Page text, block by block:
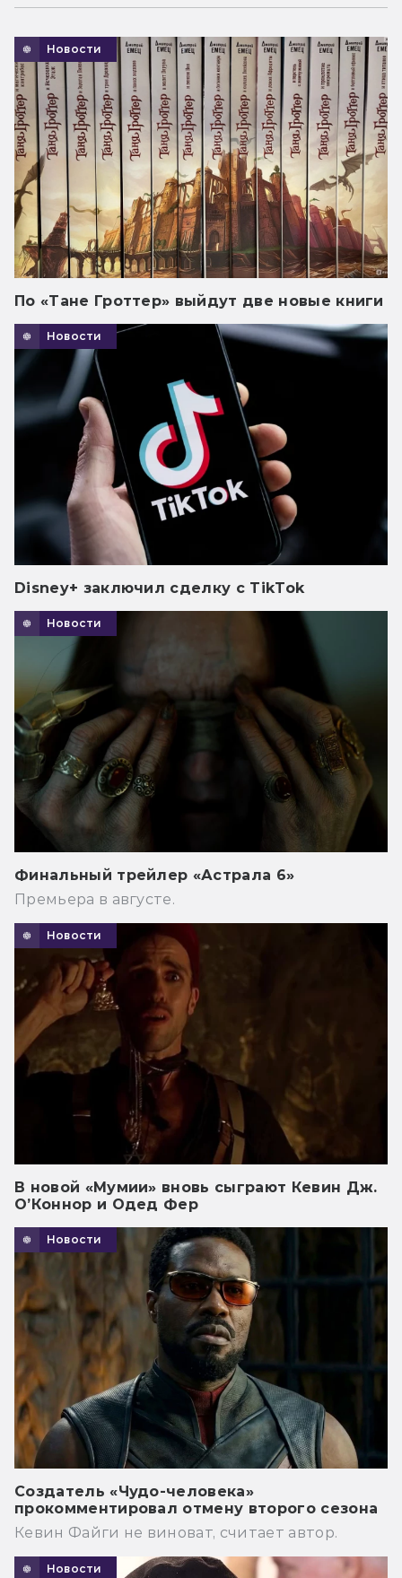
Новости
По «Тане Гроттер» выйдут две новые книги
Новости
Disney+ заключил сделку с TikTok
Новости
Финальный трейлер «Астрала 6»
Премьера в августе.
Новости
В новой «Мумии» вновь сыграют Кевин Дж.
О’Коннор и Одед Фер
Новости
Создатель «Чудо-человека»
прокомментировал отмену второго сезона
Кевин Файги не виноват, считает автор.
Новости